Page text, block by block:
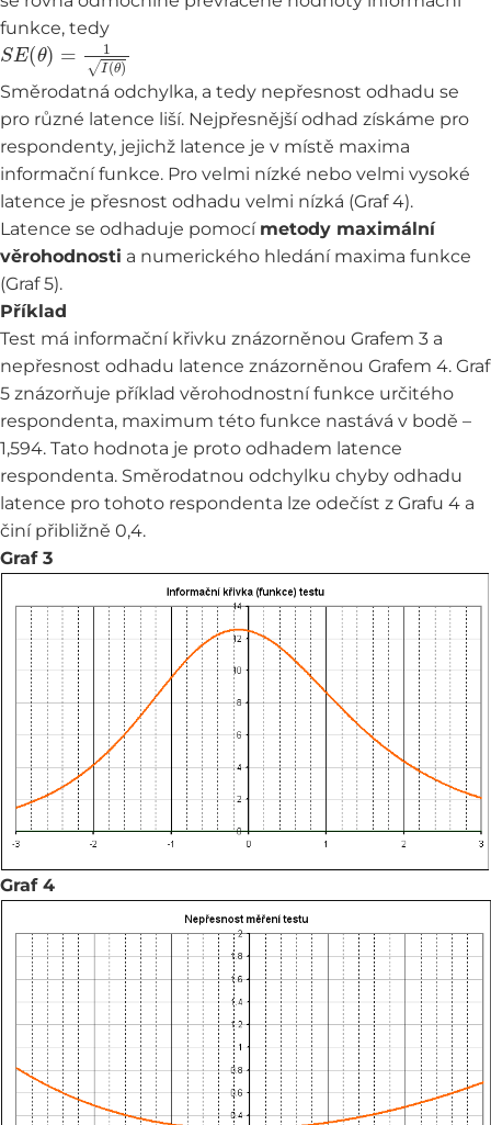
funkce, tedy
SE(θ)= 1I(θ)
Směrodatná odchylka, a tedy nepřesnost odhadu se
pro různé latence liší. Nejpřesnější odhad získáme pro
respondenty, jejichž latence je v místě maxima
informační funkce. Pro velmi nízké nebo velmi vysoké
latence je přesnost odhadu velmi nízká (Graf 4).
Latence se odhaduje pomocí metody maximální
věrohodnosti a numerického hledání maxima funkce
(Graf 5).
Příklad
Test má informační křivku znázorněnou Grafem 3 a
nepřesnost odhadu latence znázorněnou Grafem 4. Graf
5 znázorňuje příklad věrohodnostní funkce určitého
respondenta, maximum této funkce nastává v bodě –
1,594. Tato hodnota je proto odhadem latence
respondenta. Směrodatnou odchylku chyby odhadu
latence pro tohoto respondenta lze odečíst z Grafu 4 a
činí přibližně 0,4.
Graf 3
Graf 4